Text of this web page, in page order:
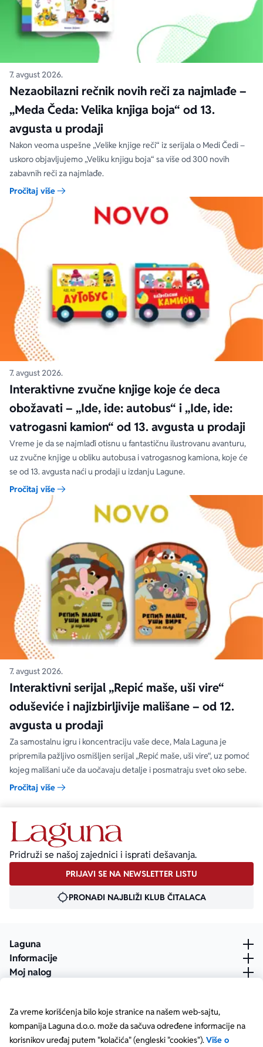
Za vreme korišćenja bilo koje stranice na našem web-sajtu,
kompanija Laguna d.o.o. može da sačuva određene informacije na
korisnikov uređaj putem "kolačića" (engleski "cookies").Više o
7. avgust 2026.
Nezaobilazni rečnik novih reči za najmlađe –
„Meda Čeda: Velika knjiga boja“ od 13.
avgusta u prodaji
Nakon veoma uspešne „Velike knjige reči“ iz serijala o Medi Čedi –
uskoro objavljujemo „Veliku knjigu boja“ sa više od 300 novih
zabavnih reči za najmlađe.
Pročitaj više
7. avgust 2026.
Interaktivne zvučne knjige koje će deca
obožavati – „Ide, ide: autobus“ i „Ide, ide:
vatrogasni kamion“ od 13. avgusta u prodaji
Vreme je da se najmlađi otisnu u fantastičnu ilustrovanu avanturu,
uz zvučne knjige u obliku autobusa i vatrogasnog kamiona, koje će
se od 13. avgusta naći u prodaji u izdanju Lagune.
Pročitaj više
7. avgust 2026.
Interaktivni serijal „Repić maše, uši vire“
oduševiće i najizbirljivije mališane – od 12.
avgusta u prodaji
Za samostalnu igru i koncentraciju vaše dece, Mala Laguna je
pripremila pažljivo osmišljen serijal „Repić maše, uši vire“, uz pomoć
kojeg mališani uče da uočavaju detalje i posmatraju svet oko sebe.
Pročitaj više
Pridruži se našoj zajednici i isprati dešavanja.
PRIJAVI SE NA NEWSLETTER LISTU
PRONAĐI NAJBLIŽI KLUB ČITALACA
Laguna
Informacije
Moj nalog